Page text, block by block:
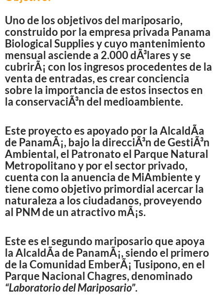
Uno de los objetivos del mariposario,
construido por la empresa privada Panama
Biological Supplies y cuyo mantenimiento
mensual asciende a 2.000 dÃ³lares y se
cubrirÃ¡ con los ingresos procedentes de la
venta de entradas, es crear conciencia
sobre la importancia de estos insectos en
la conservaciÃ³n del medioambiente.
Este proyecto es apoyado por la AlcaldÃ­a
de PanamÃ¡, bajo la direcciÃ³n de GestiÃ³n
Ambiental, el Patronato el Parque Natural
Metropolitano y por el sector privado,
cuenta con la anuencia de MiAmbiente y
tiene como objetivo primordial acercar la
naturaleza a los ciudadanos, proveyendo
al PNM de un atractivo mÃ¡s.
Este es el segundo mariposario que apoya
la AlcaldÃ­a de PanamÃ¡, siendo el primero
de la Comunidad EmberÃ¡ Tusipono, en el
Parque Nacional Chagres, denominado
“Laboratorio del Mariposario”.